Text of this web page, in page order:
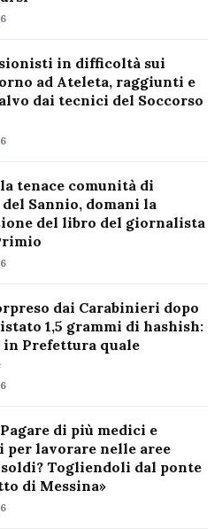
in difficoltà sui
ad Ateleta, raggiunti e
dai tecnici del Soccorso
tenace comunità di
Sannio, domani la
del libro del giornalista
dai Carabinieri dopo
1,5 grammi di hashish:
in Prefettura quale
di più medici e
lavorare nelle aree
Togliendoli dal ponte
di Messina»